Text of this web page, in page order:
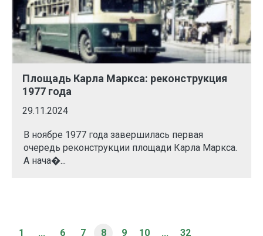
Площадь Карла Маркса: реконструкция
1977 года
29.11.2024
В ноябре 1977 года завершилась первая
очередь реконструкции площади Карла Маркса.
А нача�...
1 ... 6 7 8 9 10 ... 32